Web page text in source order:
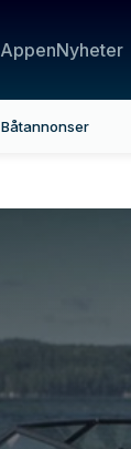
AppenNyheter
Båtannonser